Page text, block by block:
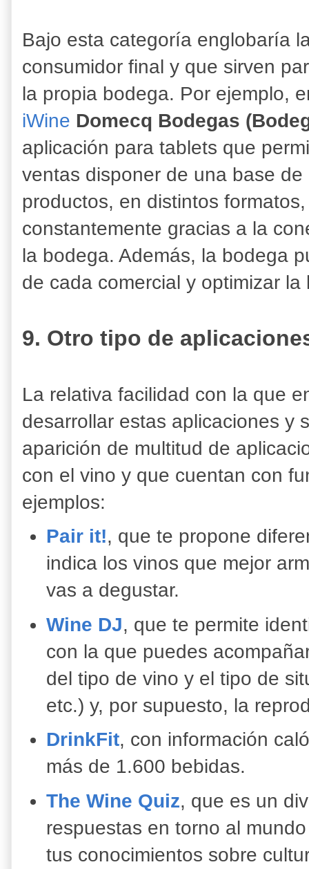
Bajo esta categoría englobaría
consumidor final y que sirven
la propia bodega. Por ejemplo,
iWine Domecq Bodegas
aplicación para tablets que
ventas disponer de una base
productos, en distintos
constantemente gracias a la
la bodega. Además, la bodega
de cada comercial y optimizar
9. Otro tipo de
La relativa facilidad con la que
desarrollar estas aplicaciones y
aparición de multitud de
con el vino y que cuentan con
ejemplos:
Pair it!, que te propone
indica los vinos que mejor
vas a degustar.
Wine DJ, que te permite
con la que puedes
del tipo de vino y el tipo de
etc.) y, por supuesto, la
DrinkFit, con información
más de 1.600 bebidas.
The Wine Quiz, que es un
respuestas en torno al
tus conocimientos sobre